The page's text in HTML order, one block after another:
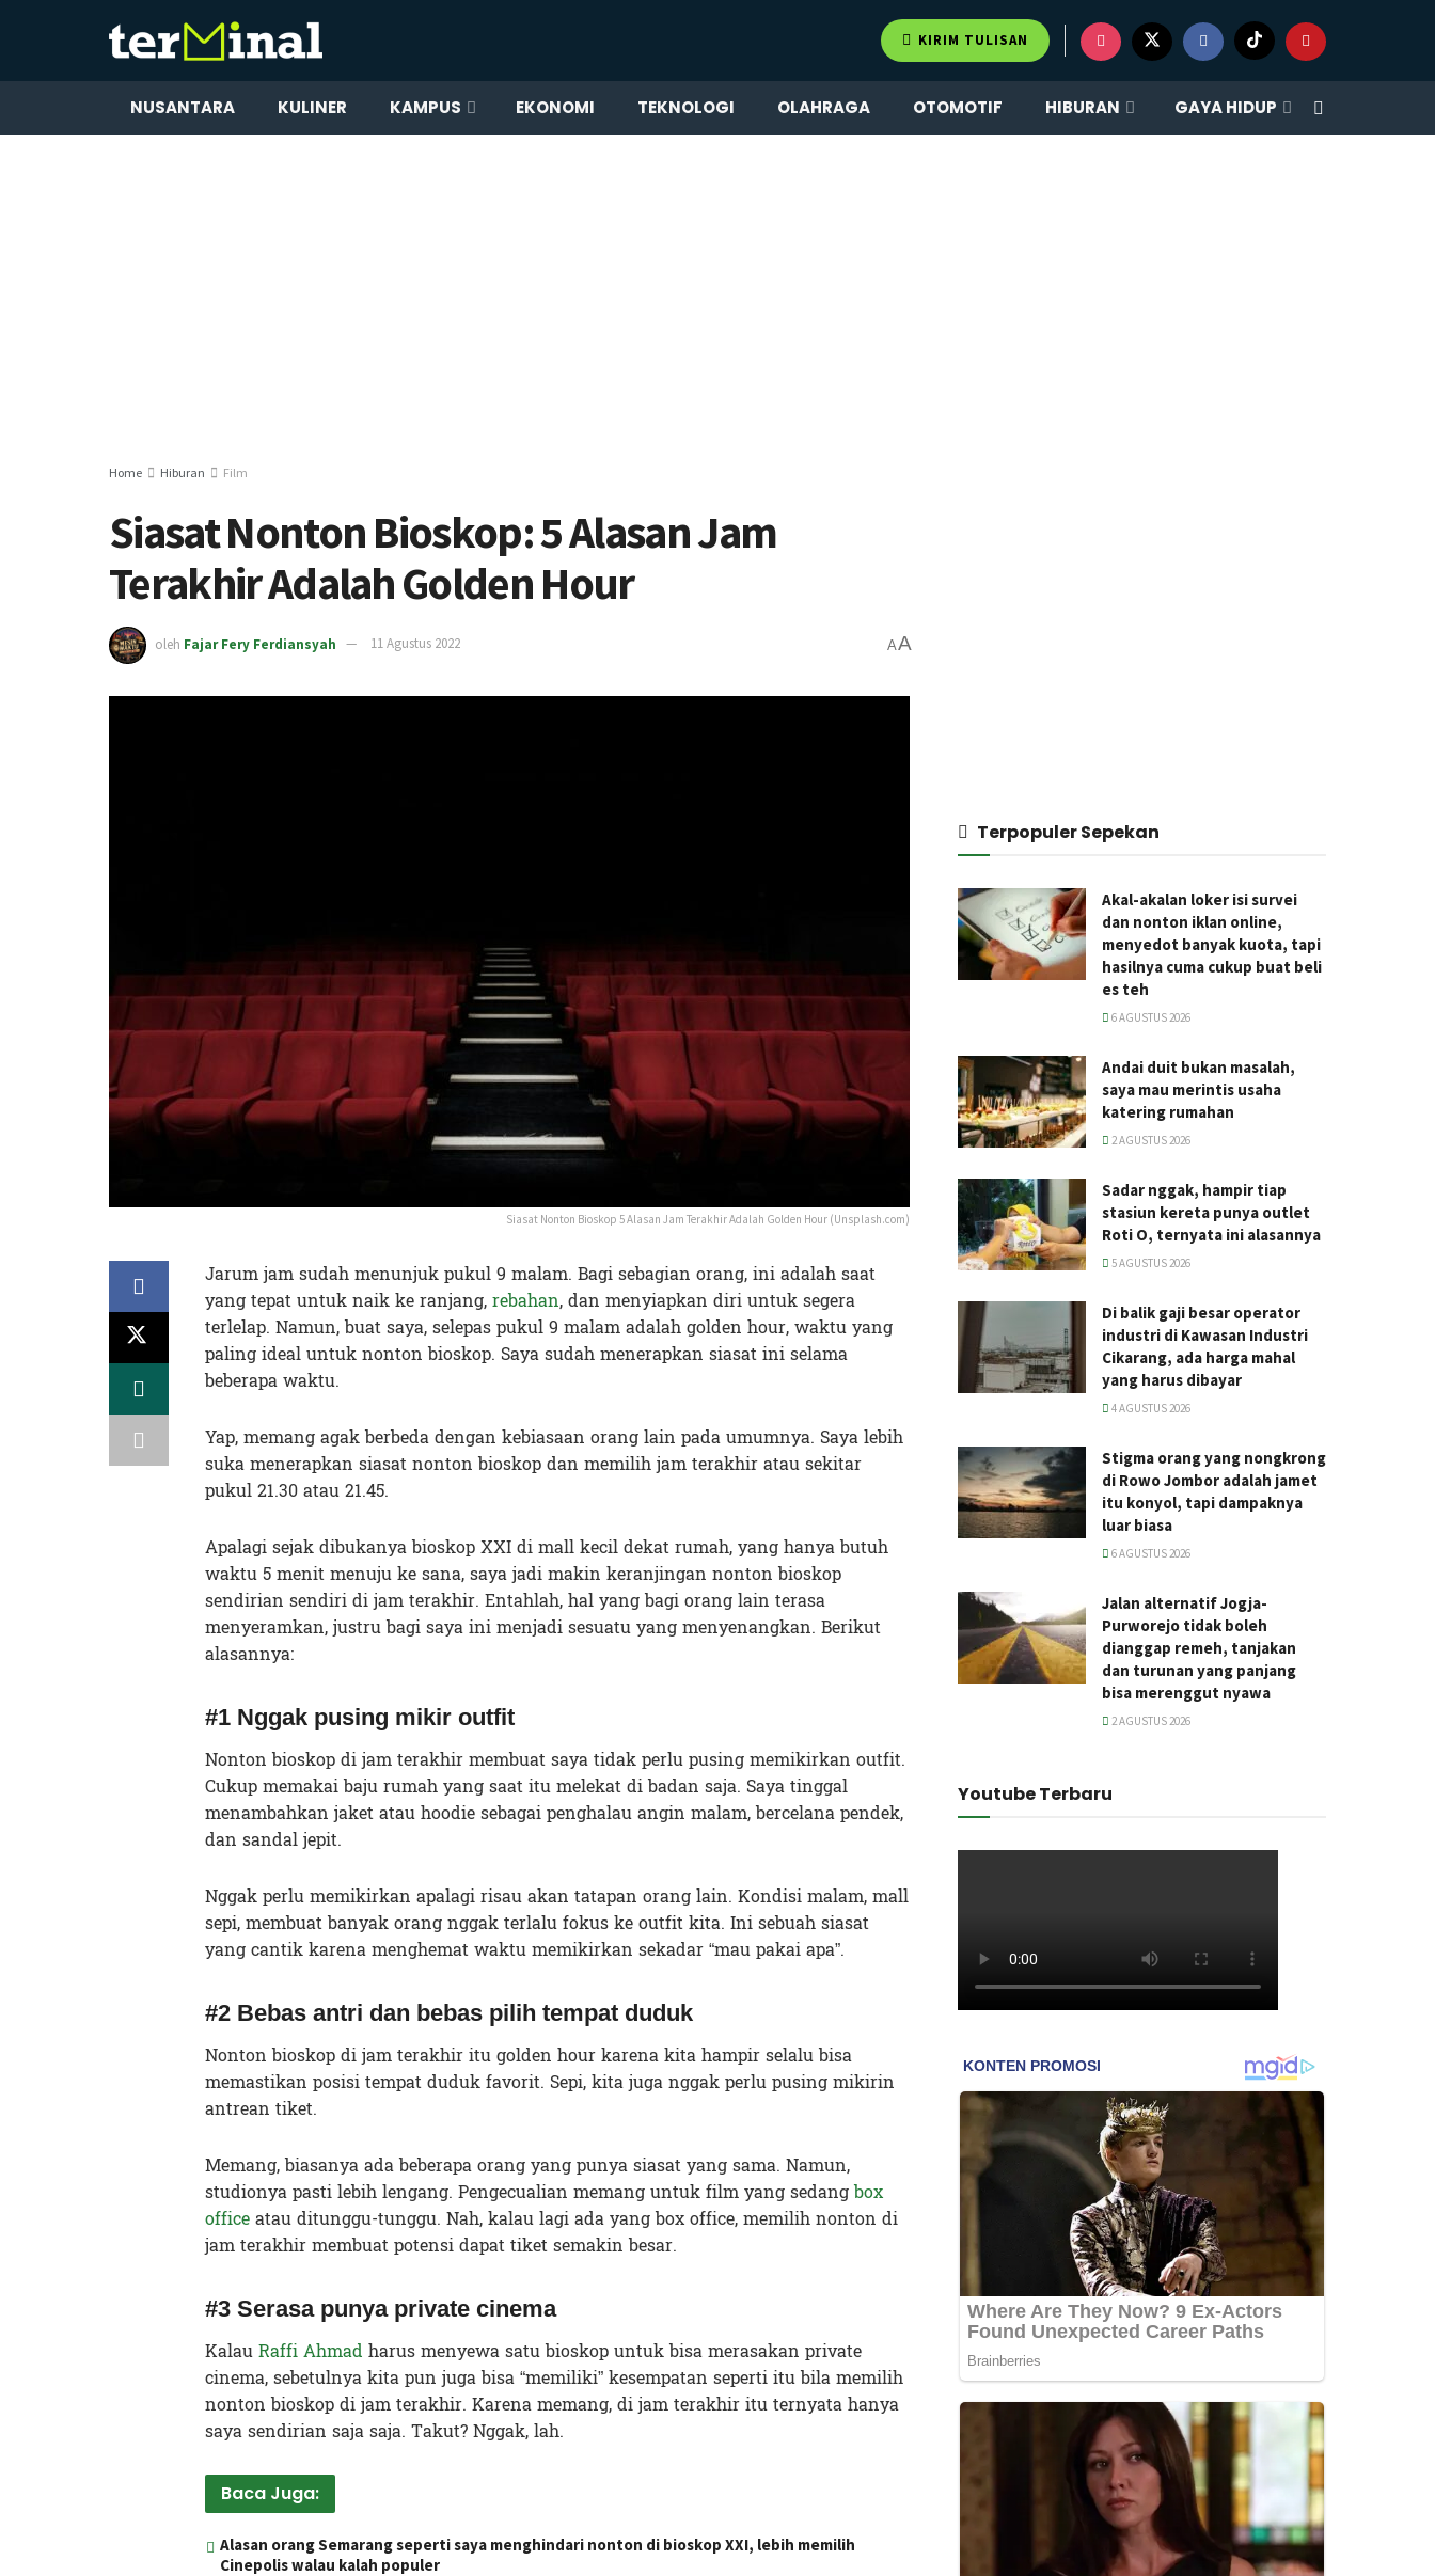
KIRIM TULISAN
NUSANTARA KULINER KAMPUS EKONOMI TEKNOLOGI OLAHRAGA OTOMOTIF HIBURAN GAYA HIDUP
Home Hiburan Film
Siasat Nonton Bioskop: 5 Alasan Jam
Terakhir Adalah Golden Hour
oleh Fajar Fery Ferdiansyah 11 Agustus 2022 AA
Siasat Nonton Bioskop 5 Alasan Jam Terakhir Adalah Golden Hour (Unsplash.com)
Jarum jam sudah menunjuk pukul 9 malam. Bagi sebagian orang, ini adalah saat
yang tepat untuk naik ke ranjang,rebahan, dan menyiapkan diri untuk segera
terlelap. Namun, buat saya, selepas pukul 9 malam adalah golden hour, waktu yang
paling ideal untuk nonton bioskop. Saya sudah menerapkan siasat ini selama
beberapa waktu.
Yap, memang agak berbeda dengan kebiasaan orang lain pada umumnya. Saya lebih
suka menerapkan siasat nonton bioskop dan memilih jam terakhir atau sekitar
pukul 21.30 atau 21.45.
Apalagi sejak dibukanya bioskop XXI di mall kecil dekat rumah, yang hanya butuh
waktu 5 menit menuju ke sana, saya jadi makin keranjingan nonton bioskop
sendirian sendiri di jam terakhir. Entahlah, hal yang bagi orang lain terasa
menyeramkan, justru bagi saya ini menjadi sesuatu yang menyenangkan. Berikut
alasannya:
#1 Nggak pusing mikir outfit
Nonton bioskop di jam terakhir membuat saya tidak perlu pusing memikirkan outfit.
Cukup memakai baju rumah yang saat itu melekat di badan saja. Saya tinggal
menambahkan jaket atau hoodie sebagai penghalau angin malam, bercelana pendek,
dan sandal jepit.
Nggak perlu memikirkan apalagi risau akan tatapan orang lain. Kondisi malam, mall
sepi, membuat banyak orang nggak terlalu fokus ke outfit kita. Ini sebuah siasat
yang cantik karena menghemat waktu memikirkan sekadar “mau pakai apa”.
#2 Bebas antri dan bebas pilih tempat duduk
Nonton bioskop di jam terakhir itu golden hour karena kita hampir selalu bisa
memastikan posisi tempat duduk favorit. Sepi, kita juga nggak perlu pusing mikirin
antrean tiket.
Memang, biasanya ada beberapa orang yang punya siasat yang sama. Namun,
studionya pasti lebih lengang. Pengecualian memang untuk film yang sedangbox
officeatau ditunggu-tunggu. Nah, kalau lagi ada yang box office, memilih nonton di
jam terakhir membuat potensi dapat tiket semakin besar.
#3 Serasa punya private cinema
KalauRaffi Ahmad harus menyewa satu bioskop untuk bisa merasakan private
cinema, sebetulnya kita pun juga bisa “memiliki” kesempatan seperti itu bila memilih
nonton bioskop di jam terakhir. Karena memang, di jam terakhir itu ternyata hanya
saya sendirian saja saja. Takut? Nggak, lah.
Baca Juga:
Alasan orang Semarang seperti saya menghindari nonton di bioskop XXI, lebih memilih
Cinepolis walau kalah populer
Terpopuler Sepekan
Akal-akalan loker isi survei
dan nonton iklan online,
menyedot banyak kuota, tapi
hasilnya cuma cukup buat beli
es teh
6 AGUSTUS 2026
Andai duit bukan masalah,
saya mau merintis usaha
katering rumahan
2 AGUSTUS 2026
Sadar nggak, hampir tiap
stasiun kereta punya outlet
Roti O, ternyata ini alasannya
5 AGUSTUS 2026
Di balik gaji besar operator
industri di Kawasan Industri
Cikarang, ada harga mahal
yang harus dibayar
4 AGUSTUS 2026
Stigma orang yang nongkrong
di Rowo Jombor adalah jamet
itu konyol, tapi dampaknya
luar biasa
6 AGUSTUS 2026
Jalan alternatif Jogja-
Purworejo tidak boleh
dianggap remeh, tanjakan
dan turunan yang panjang
bisa merenggut nyawa
2 AGUSTUS 2026
Youtube Terbaru